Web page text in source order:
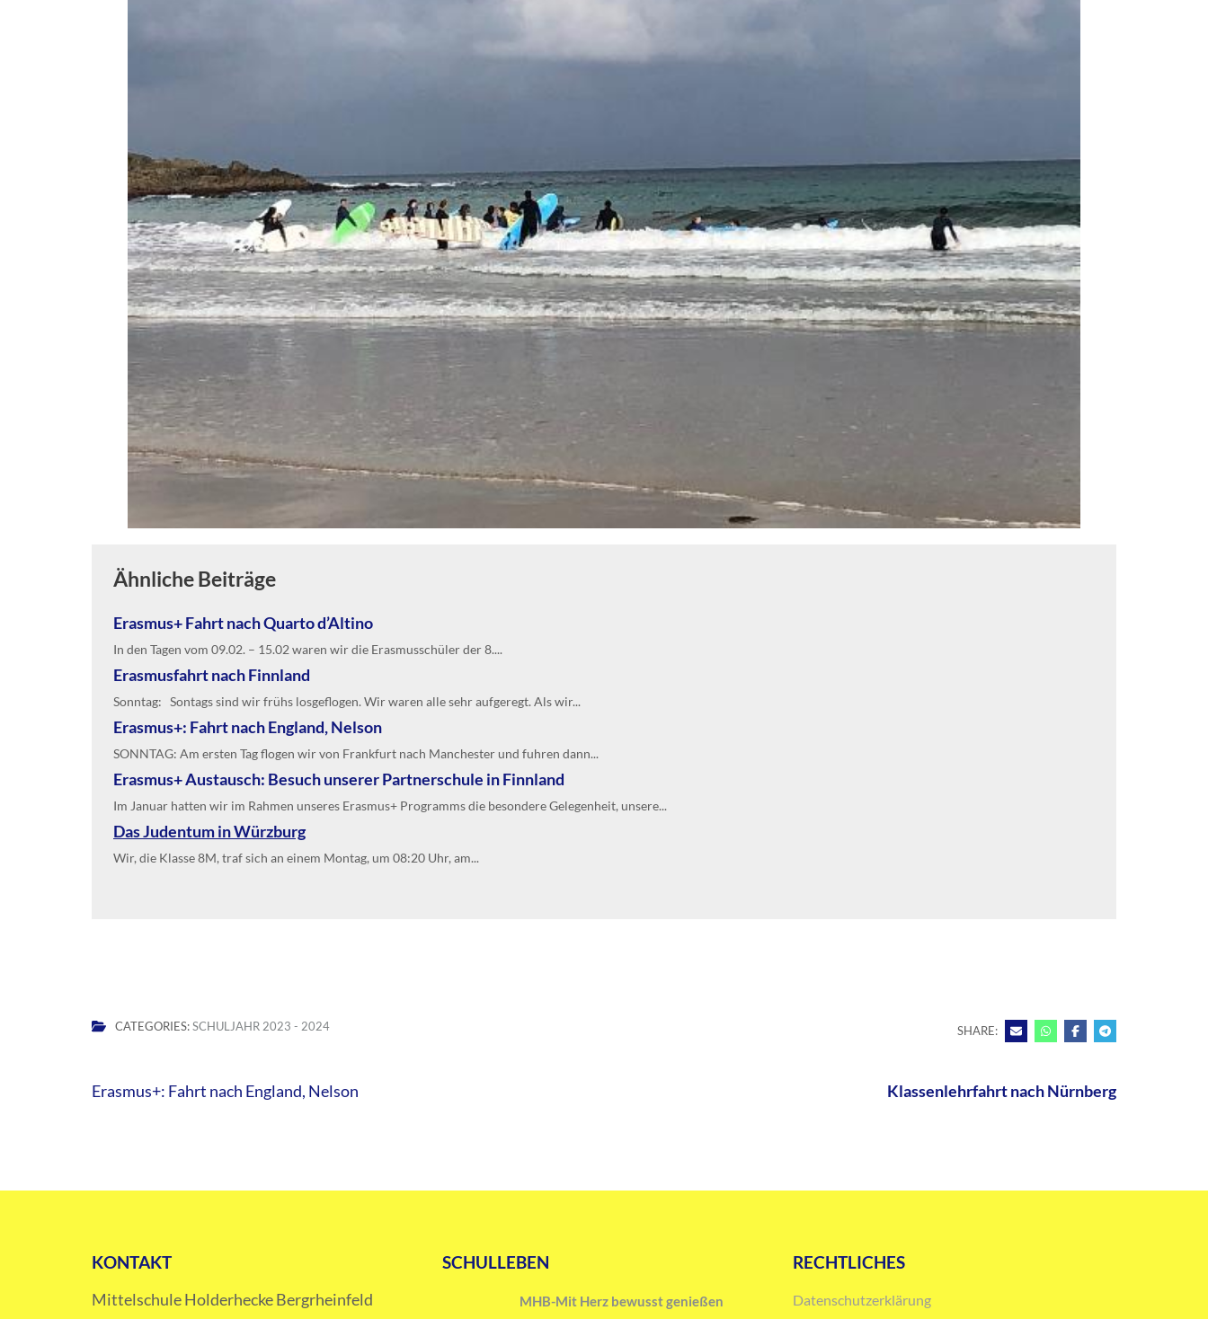
Ähnliche Beiträge
Erasmus+ Fahrt nach Quarto d’Altino
In den Tagen vom 09.02. – 15.02 waren wir die Erasmusschüler der 8....
Erasmusfahrt nach Finnland
Sonntag: Sontags sind wir frühs losgeflogen. Wir waren alle sehr aufgeregt. Als wir...
Erasmus+: Fahrt nach England, Nelson
SONNTAG: Am ersten Tag flogen wir von Frankfurt nach Manchester und fuhren dann...
Erasmus+ Austausch: Besuch unserer Partnerschule in Finnland
Im Januar hatten wir im Rahmen unseres Erasmus+ Programms die besondere Gelegenheit, unsere...
Das Judentum in Würzburg
Wir, die Klasse 8M, traf sich an einem Montag, um 08:20 Uhr, am...
CATEGORIES:SCHULJAHR 2023 - 2024 SHARE:
Beitragsnavigation
Erasmus+: Fahrt nach England, Nelson Klassenlehrfahrt nach Nürnberg
KONTAKT
Mittelschule Holderhecke Bergrheinfeld
SCHULLEBEN
MHB-Mit Herz bewusst genießen
RECHTLICHES
Datenschutzerklärung